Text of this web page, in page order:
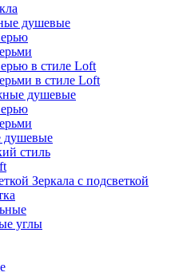
душевые
в стиле Loft
в стиле Loft
душевые
душевые
стиль
Зеркала с подсветкой
углы